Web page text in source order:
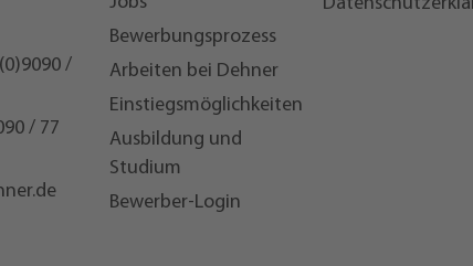
/
/ 77
Bewerbungsprozess
Arbeiten bei Dehner
Einstiegsmöglichkeiten
Ausbildung und
Studium
Bewerber-Login